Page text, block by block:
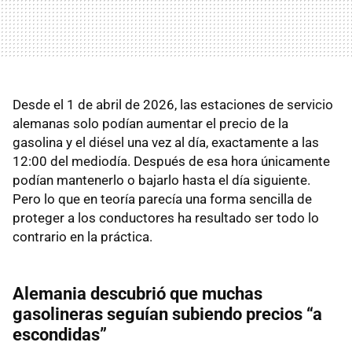
Desde el 1 de abril de 2026, las estaciones de servicio
alemanas solo podían aumentar el precio de la
gasolina y el diésel una vez al día, exactamente a las
12:00 del mediodía. Después de esa hora únicamente
podían mantenerlo o bajarlo hasta el día siguiente.
Pero lo que en teoría parecía una forma sencilla de
proteger a los conductores ha resultado ser todo lo
contrario en la práctica.
Alemania descubrió que muchas
gasolineras seguían subiendo precios “a
escondidas”